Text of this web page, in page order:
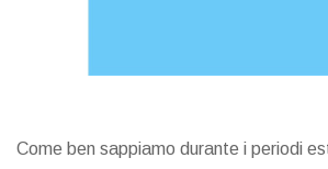
Come ben sappiamo durante i periodi